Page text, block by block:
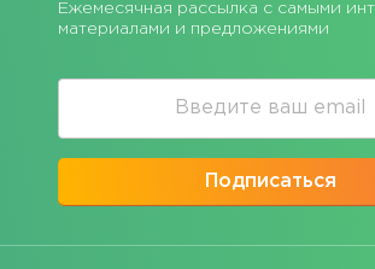
Ежемесячная рассылка с самыми
материалами и предложениями
Подписаться